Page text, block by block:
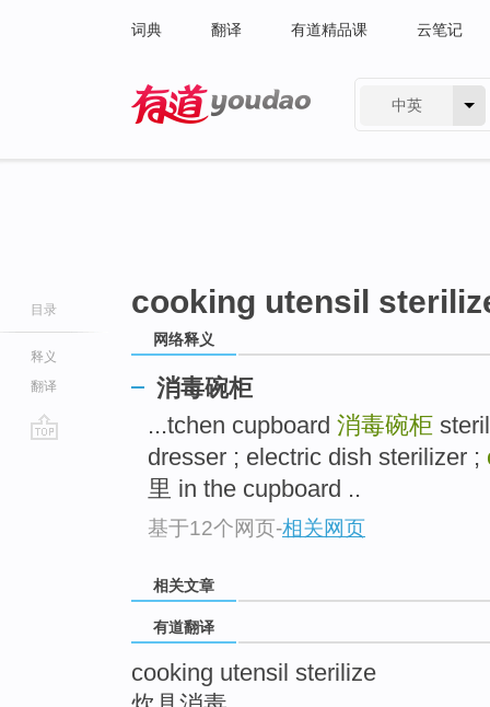
词典 翻译 有道精品课 云笔记
中英
目录
释义
翻译
cooking utensil
网络释义
消毒碗柜
...tchen cupboard 消毒碗柜
dresser ; electric dish sterilizer ;
里 in the cupboard ..
基于12个网页-相关网页
相关文章
有道翻译
cooking utensil sterilize